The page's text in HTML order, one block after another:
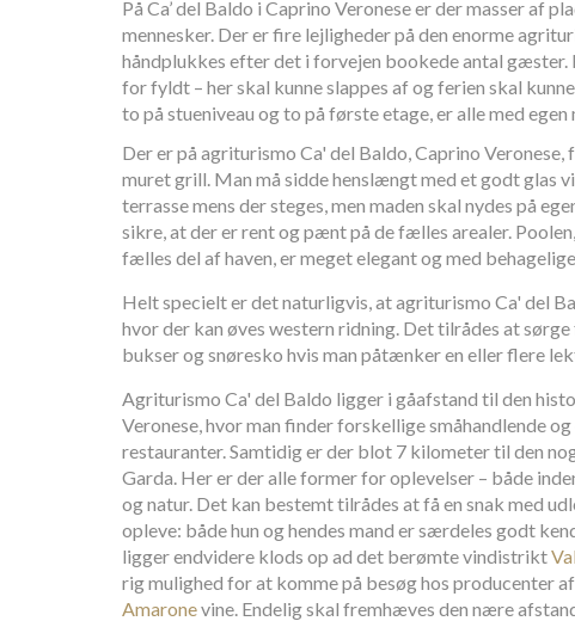
På Ca’ del Baldo i Caprino Veronese er der masser af
mennesker. Der er fire lejligheder på den enorme
håndplukkes efter det i forvejen bookede antal
for fyldt – her skal kunne slappes af og ferien skal
to på stueniveau og to på første etage, er alle med
Der er på agriturismo Ca' del Baldo, Caprino
muret grill. Man må sidde henslængt med et godt glas
terrasse mens der steges, men maden skal nydes på
sikre, at der er rent og pænt på de fælles arealer.
fælles del af haven, er meget elegant og med
Helt specielt er det naturligvis, at agriturismo Ca' del
hvor der kan øves western ridning. Det tilrådes at
bukser og snøresko hvis man påtænker en eller flere
Agriturismo Ca' del Baldo ligger i gåafstand til den
Veronese, hvor man finder forskellige småhandlende
restauranter. Samtidig er der blot 7 kilometer til den
Garda. Her er der alle former for oplevelser – både
og natur. Det kan bestemt tilrådes at få en snak med
opleve: både hun og hendes mand er særdeles godt
ligger endvidere klods op ad det berømte vindistrikt
rig mulighed for at komme på besøg hos producenter
Amaronevine. Endelig skal fremhæves den nære